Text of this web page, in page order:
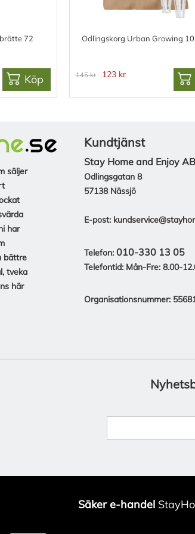
72
Köp
Odlingskorg Urban Growing
145 kr 123 kr
säljer
har
bättre
tveka
här
Kundtjänst
Stay Home and Enjoy AB
Odlingsgatan 8
57138 Nässjö
E-post:
Telefon: 010-330 13 05
Telefontid: Mån-Fre: 8.00-
Organisationsnummer:
Säker e-handel